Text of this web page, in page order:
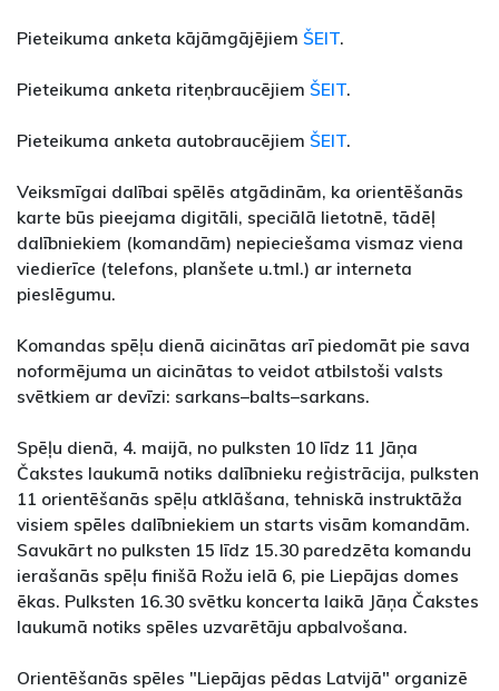
Pieteikuma anketa kājāmgājējiem ŠEIT.
Pieteikuma anketa riteņbraucējiem ŠEIT.
Pieteikuma anketa autobraucējiem ŠEIT.
Veiksmīgai dalībai spēlēs atgādinām, ka orientēšanās
karte būs pieejama digitāli, speciālā lietotnē, tādēļ
dalībniekiem (komandām) nepieciešama vismaz viena
viedierīce (telefons, planšete u.tml.) ar interneta
pieslēgumu.
Komandas spēļu dienā aicinātas arī piedomāt pie sava
noformējuma un aicinātas to veidot atbilstoši valsts
svētkiem ar devīzi: sarkans–balts–sarkans.
Spēļu dienā, 4. maijā, no pulksten 10 līdz 11 Jāņa
Čakstes laukumā notiks dalībnieku reģistrācija, pulksten
11 orientēšanās spēļu atklāšana, tehniskā instruktāža
visiem spēles dalībniekiem un starts visām komandām.
Savukārt no pulksten 15 līdz 15.30 paredzēta komandu
ierašanās spēļu finišā Rožu ielā 6, pie Liepājas domes
ēkas. Pulksten 16.30 svētku koncerta laikā Jāņa Čakstes
laukumā notiks spēles uzvarētāju apbalvošana.
Orientēšanās spēles "Liepājas pēdas Latvijā" organizē